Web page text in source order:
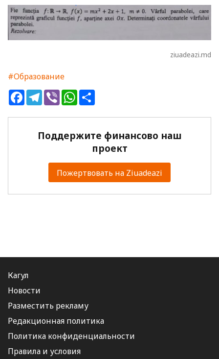
ziuadeazi.md
#Образование
FacebookTelegram
ViberWhatsApp
Поддержите финансово наш
проект
Пожертвовать на Ziuadeazi
Кагул
Новости
Разместить рекламу
Редакционная политика
Политика конфиденциальности
Правила и условия